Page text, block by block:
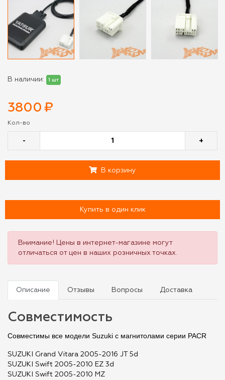
В наличии: 1 шт
3800 ₽
Кол-во
- +
В корзину
Купить в один клик
Внимание! Цены в интернет-магазине могут
отличаться от цен в наших розничных точках.
Описание Отзывы Вопросы Доставка
Совместимость
Совместимы все модели Suzuki с магнитолами серии PACR
SUZUKI Grand Vitara 2005-2016 JT 5d
SUZUKI Swift 2005-2010 EZ 3d
SUZUKI Swift 2005-2010 MZ